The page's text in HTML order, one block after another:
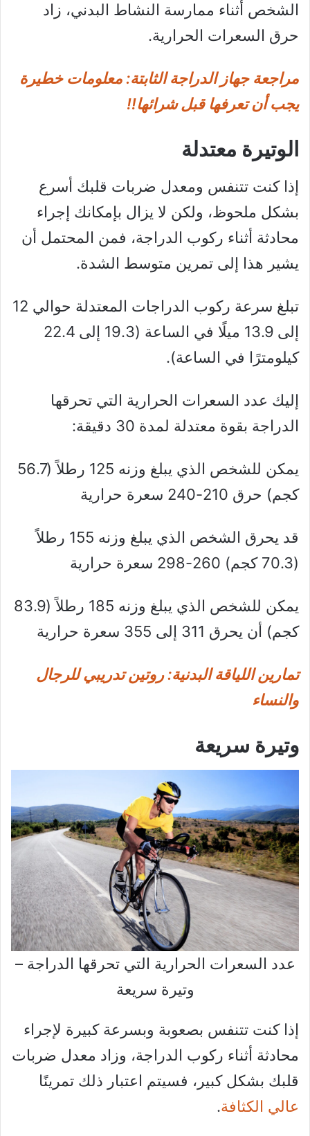
الشخص أثناء ممارسة النشاط البدني، زاد
حرق السعرات الحرارية.
مراجعة جهاز الدراجة الثابتة: معلومات خطيرة
يجب أن تعرفها قبل شرائها!!
الوتيرة معتدلة
إذا كنت تتنفس ومعدل ضربات قلبك أسرع
بشكل ملحوظ، ولكن لا يزال بإمكانك إجراء
محادثة أثناء ركوب الدراجة، فمن المحتمل أن
يشير هذا إلى تمرين متوسط ​​الشدة.
تبلغ سرعة ركوب الدراجات المعتدلة حوالي 12
إلى 13.9 ميلًا في الساعة (19.3 إلى 22.4
كيلومترًا في الساعة).
إليك عدد السعرات الحرارية التي تحرقها
الدراجة بقوة معتدلة لمدة 30 دقيقة:
يمكن للشخص الذي يبلغ وزنه 125 رطلاً (56.7
كجم) حرق 210-240 سعرة حرارية
قد يحرق الشخص الذي يبلغ وزنه 155 رطلاً
(70.3 كجم) 260-298 سعرة حرارية
يمكن للشخص الذي يبلغ وزنه 185 رطلاً (83.9
كجم) أن يحرق 311 إلى 355 سعرة حرارية
تمارين اللياقة البدنية: روتين تدريبي للرجال
والنساء
وتيرة سريعة
عدد السعرات الحرارية التي تحرقها الدراجة –
وتيرة سريعة
إذا كنت تتنفس بصعوبة وبسرعة كبيرة لإجراء
محادثة أثناء ركوب الدراجة، وزاد معدل ضربات
قلبك بشكل كبير، فسيتم اعتبار ذلك تمرينًا
عالي الكثافة.